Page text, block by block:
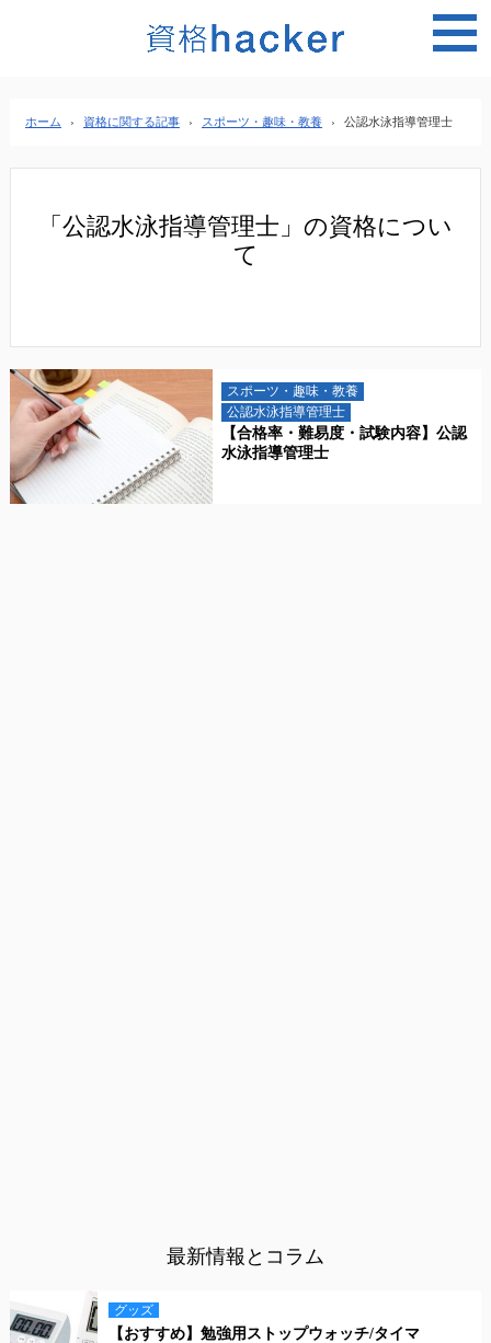
ホーム › 資格に関する記事 › スポーツ・趣味・教養 › 公認水泳指導管理士
「公認水泳指導管理士」の資格につい
て
スポーツ・趣味・教養
公認水泳指導管理士
【合格率・難易度・試験内容】公認
水泳指導管理士
最新情報とコラム
グッズ
【おすすめ】勉強用ストップウォッチ/タイマ